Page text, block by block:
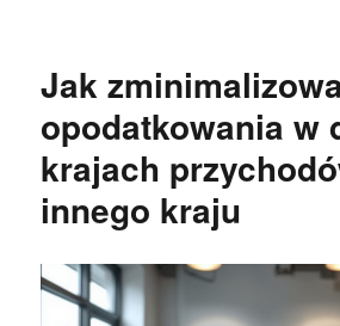
Jak
opodatkowania w
krajach
innego kraju